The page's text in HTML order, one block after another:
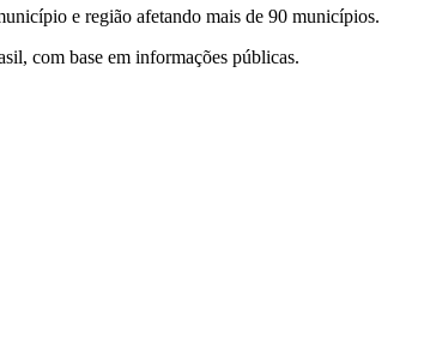
e região afetando mais de 90 municípios.
com base em informações públicas.